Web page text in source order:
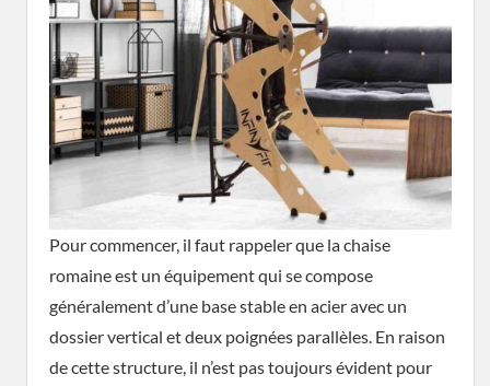
Pour commencer, il faut rappeler que la chaise
romaine est un équipement qui se compose
généralement d’une base stable en acier avec un
dossier vertical et deux poignées parallèles. En raison
de cette structure, il n’est pas toujours évident pour